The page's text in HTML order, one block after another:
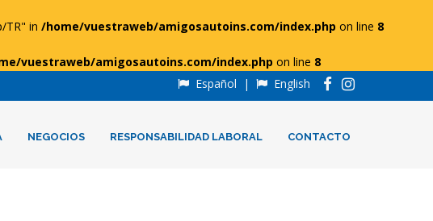
TR" in /home/vuestraweb/amigosautoins.com/index.php on line 8
vuestraweb/amigosautoins.com/index.php on line 8
Español | English
NEGOCIOS RESPONSABILIDAD LABORAL CONTACTO